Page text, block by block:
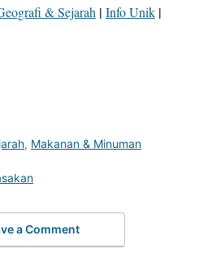
& Sejarah | Info Unik |
, Makanan & Minuman
a Comment